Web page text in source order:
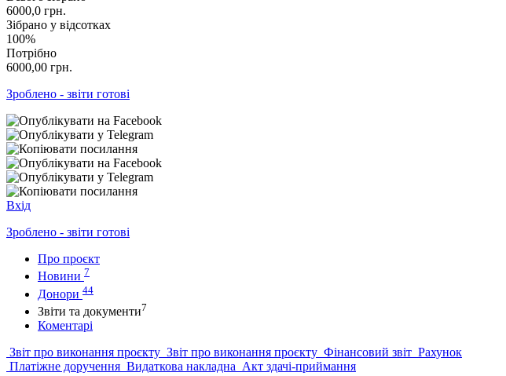
6000,0 грн.
Зібрано у відсотках
100%
Потрібно
6000,00 грн.
Зроблено - звіти готові
Вхід
Зроблено - звіти готові
Про проєкт
Новини 7
Донори 44
Звіти та документи7
Коментарі
Звіт про виконання проєкту Звіт про виконання проєкту Фінансовий звіт Рахунок
Платіжне доручення Видаткова накладна Акт здачі-приймання